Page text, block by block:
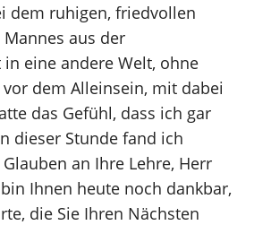
dem ruhigen, friedvollen
aus der
eine andere Welt, ohne
dem Alleinsein, mit dabei
das Gefühl, dass ich gar
dieser Stunde fand ich
an Ihre Lehre, Herr
Ihnen heute noch dankbar,
die Sie Ihren Nächsten